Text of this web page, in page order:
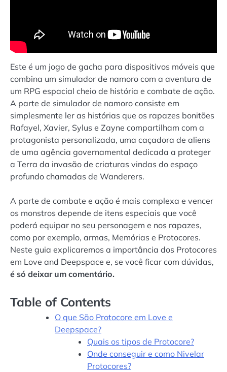
Este é um jogo de gacha para dispositivos móveis que
combina um simulador de namoro com a aventura de
um RPG espacial cheio de história e combate de ação.
A parte de simulador de namoro consiste em
simplesmente ler as histórias que os rapazes bonitões
Rafayel, Xavier, Sylus e Zayne compartilham com a
protagonista personalizada, uma caçadora de aliens
de uma agência governamental dedicada a proteger
a Terra da invasão de criaturas vindas do espaço
profundo chamadas de Wanderers.
A parte de combate e ação é mais complexa e vencer
os monstros depende de itens especiais que você
poderá equipar no seu personagem e nos rapazes,
como por exemplo, armas, Memórias e Protocores.
Neste guia explicaremos a importância dos Protocores
em Love and Deepspace e, se você ficar com dúvidas,
é só deixar um comentário.
Table of Contents
O que São Protocore em Love e
Deepspace?
Quais os tipos de Protocore?
Onde conseguir e como Nivelar
Protocores?